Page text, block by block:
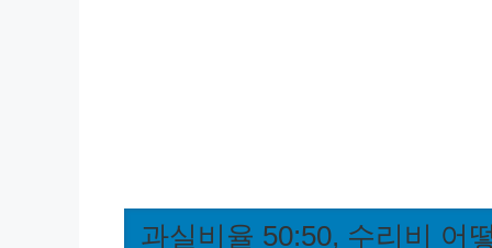
과실비율 50:50, 수리비 어